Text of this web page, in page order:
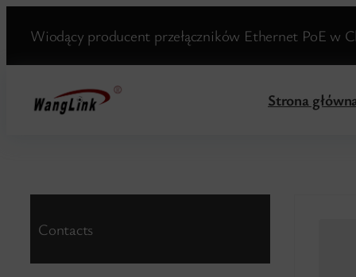
treści
Wiodący producent przełączników Ethernet PoE w
Strona
Contacts